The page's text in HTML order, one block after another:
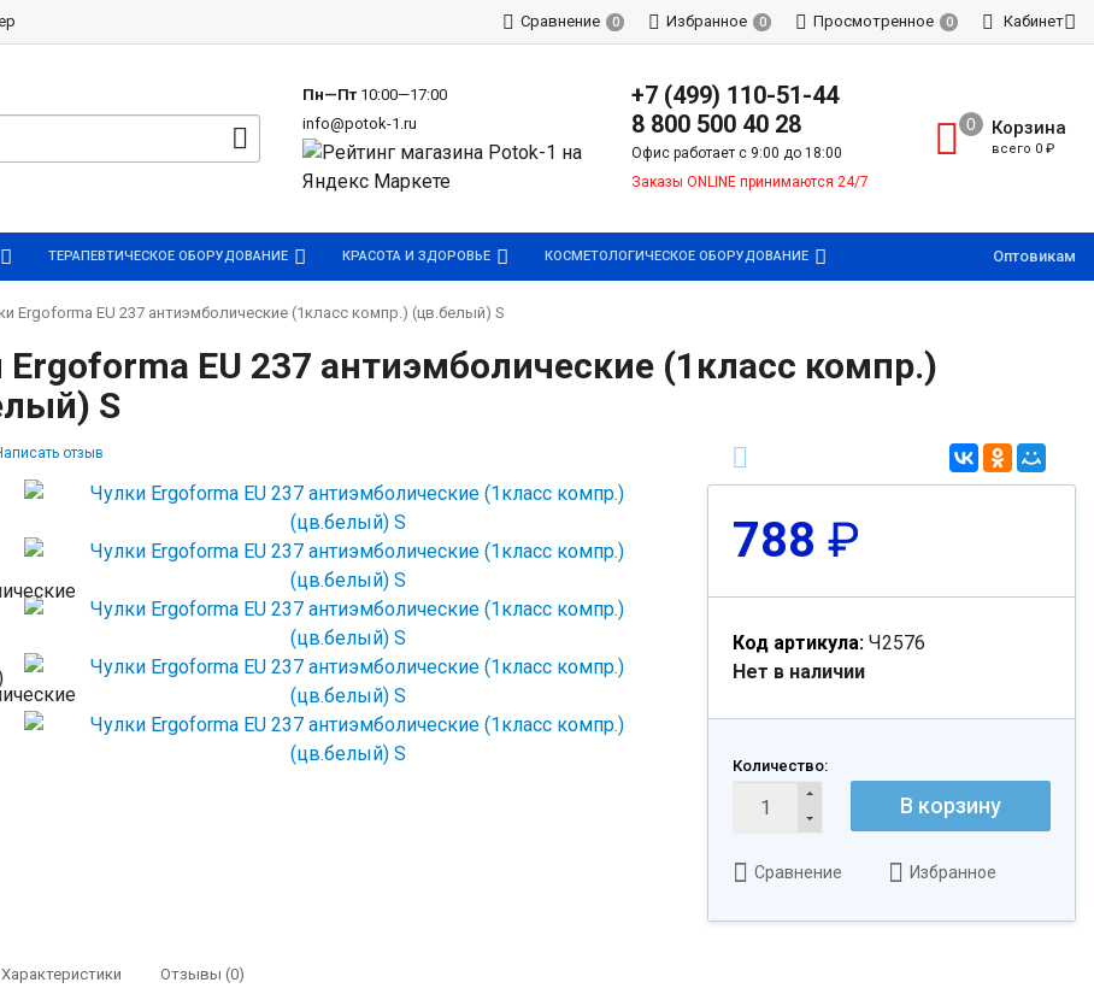
Сравнение 0 Избранное 0 Просмотренное 0 Кабинет
Пн—Пт10:00—17:00
info@potok-1.ru
+7 (499) 110-51-44
8 800 500 40 28
Офис работает с 9:00 до 18:00
Заказы ONLINE принимаются 24/7
Корзина
всего 0 ₽
ТЕРАПЕВТИЧЕСКОЕ ОБОРУДОВАНИЕ КРАСОТА И ЗДОРОВЬЕ КОСМЕТОЛОГИЧЕСКОЕ ОБОРУДОВАНИЕ Оптовикам
Ergoforma EU 237 антиэмболические (1класс компр.) (цв.белый) S
Ergoforma EU 237 антиэмболические (1класс компр.)
S
отзыв
788 ₽
Код артикула: Ч2576
Нет в наличии
Количество:
В корзину
Сравнение Избранное
Характеристики Отзывы (0)